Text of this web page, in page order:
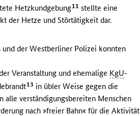
Hetzkundgebung11 stellte eine
der Hetze und Störtätigkeit dar.
und der Westberliner Polizei konnten
Veranstaltung und ehemalige KgU-
13 in übler Weise gegen die
alle verständigungsbereiten Menschen
nach »freier Bahn« für die Aktivität